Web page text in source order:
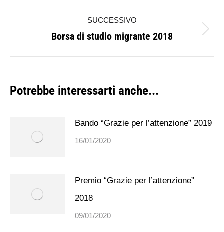
SUCCESSIVO
Prossimo
post:
Borsa di studio migrante 2018
Potrebbe interessarti anche...
Bando “Grazie per l’attenzione” 2019
16/01/2020
Premio “Grazie per l’attenzione”
2018
09/01/2020